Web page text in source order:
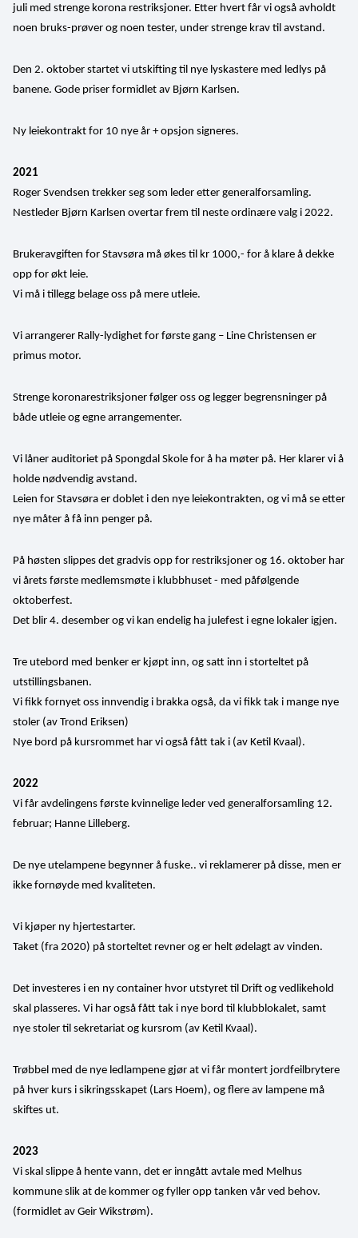
juli med strenge korona restriksjoner. Etter hvert får vi også avholdt
noen bruks-prøver og noen tester, under strenge krav til avstand.
Den 2. oktober startet vi utskifting til nye lyskastere med ledlys på
banene. Gode priser formidlet av Bjørn Karlsen.
Ny leiekontrakt for 10 nye år + opsjon signeres.
2021
Roger Svendsen trekker seg som leder etter generalforsamling.
Nestleder Bjørn Karlsen overtar frem til neste ordinære valg i 2022.
Brukeravgiften for Stavsøra må økes til kr 1000,- for å klare å dekke
opp for økt leie.
Vi må i tillegg belage oss på mere utleie.
Vi arrangerer Rally-lydighet for første gang – Line Christensen er
primus motor.
Strenge koronarestriksjoner følger oss og legger begrensninger på
både utleie og egne arrangementer.
Vi låner auditoriet på Spongdal Skole for å ha møter på. Her klarer vi å
holde nødvendig avstand.
Leien for Stavsøra er doblet i den nye leiekontrakten, og vi må se etter
nye måter å få inn penger på.
På høsten slippes det gradvis opp for restriksjoner og 16. oktober har
vi årets første medlemsmøte i klubbhuset - med påfølgende
oktoberfest.
Det blir 4. desember og vi kan endelig ha julefest i egne lokaler igjen.
Tre utebord med benker er kjøpt inn, og satt inn i storteltet på
utstillingsbanen.
Vi fikk fornyet oss innvendig i brakka også, da vi fikk tak i mange nye
stoler (av Trond Eriksen)
Nye bord på kursrommet har vi også fått tak i (av Ketil Kvaal).
2022
Vi får avdelingens første kvinnelige leder ved generalforsamling 12.
februar; Hanne Lilleberg.
De nye utelampene begynner å fuske.. vi reklamerer på disse, men er
ikke fornøyde med kvaliteten.
Vi kjøper ny hjertestarter.
Taket (fra 2020) på storteltet revner og er helt ødelagt av vinden.
Det investeres i en ny container hvor utstyret til Drift og vedlikehold
skal plasseres. Vi har også fått tak i nye bord til klubblokalet, samt
nye stoler til sekretariat og kursrom (av Ketil Kvaal).
Trøbbel med de nye ledlampene gjør at vi får montert jordfeilbrytere
på hver kurs i sikringsskapet (Lars Hoem), og flere av lampene må
skiftes ut.
2023
Vi skal slippe å hente vann, det er inngått avtale med Melhus
kommune slik at de kommer og fyller opp tanken vår ved behov.
(formidlet av Geir Wikstrøm).